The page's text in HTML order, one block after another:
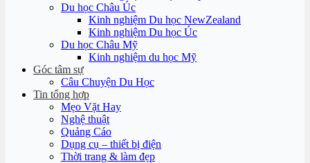
Du học Châu Úc
Kinh nghiệm Du học NewZealand
Kinh nghiệm Du học Úc
Du học Châu Mỹ
Kinh nghiệm du học Mỹ
Góc tâm sự
Câu Chuyện Du Học
Tin tổng hợp
Mẹo Vặt Hay
Nghệ thuật
Quảng Cáo
Dụng cụ – thiết bị điện
Thời trang & làm đẹp